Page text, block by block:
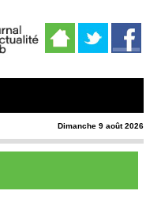
Dimanche 9 août 2026